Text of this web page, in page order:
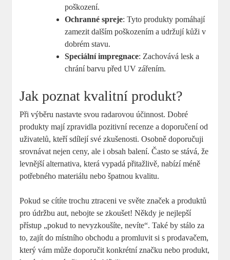
poškození.
Ochranné spreje: Tyto produkty pomáhají
zamezit dalším poškozením a udržují kůži v
dobrém stavu.
Speciální impregnace: Zachovává lesk a
chrání barvu před UV zářením.
Jak poznat kvalitní produkt?
Při výběru nastavte svou radarovou účinnost. Dobré
produkty mají zpravidla pozitivní recenze a doporučení od
uživatelů, kteří sdílejí své zkušenosti. Osobně doporučuji
srovnávat nejen ceny, ale i obsah balení. Často se stává, že
levnější alternativa, která vypadá přitažlivě, nabízí méně
potřebného materiálu nebo špatnou kvalitu.
Pokud se cítíte trochu ztraceni ve světe značek a produktů
pro údržbu aut, nebojte se zkoušet! Někdy je nejlepší
přístup „pokud to nevyzkoušíte, nevíte“. Také by stálo za
to, zajít do místního obchodu a promluvit si s prodavačem,
který vám může doporučit konkrétní značku nebo produkt,